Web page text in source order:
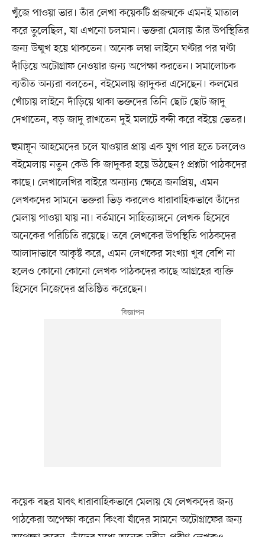
খুঁজে পাওয়া ভার। তাঁর লেখা কয়েকটি প্রজন্মকে এমনই মাতাল
করে তুলেছিল, যা এখনো চলমান। ভক্তরা মেলায় তাঁর উপস্থিতির
জন্য উন্মুখ হয়ে থাকতেন। অনেক লম্বা লাইনে ঘণ্টার পর ঘণ্টা
দাঁড়িয়ে অটোগ্রাফ নেওয়ার জন্য অপেক্ষা করতেন। সমালোচক
ব্যতীত অন্যরা বলতেন, বইমেলায় জাদুকর এসেছেন। কলমের
খোঁচায় লাইনে দাঁড়িয়ে থাকা ভক্তদের তিনি ছোট ছোট জাদু
দেখাতেন, বড় জাদু রাখতেন দুই মলাটে বন্দী করে বইয়ে ভেতর।
হুমায়ূন আহমেদের চলে যাওয়ার প্রায় এক যুগ পার হতে চললেও
বইমেলায় নতুন কেউ কি জাদুকর হয়ে উঠছেন? প্রশ্নটা পাঠকদের
কাছে। লেখালেখির বাইরে অন্যান্য ক্ষেত্রে জনপ্রিয়, এমন
লেখকদের সামনে ভক্তরা ভিড় করলেও ধারাবাহিকভাবে তাঁদের
মেলায় পাওয়া যায় না। বর্তমানে সাহিত্যাঙ্গনে লেখক হিসেবে
অনেকের পরিচিতি রয়েছে। তবে লেখকের উপস্থিতি পাঠকদের
আলাদাভাবে আকৃষ্ট করে, এমন লেখকের সংখ্যা খুব বেশি না
হলেও কোনো কোনো লেখক পাঠকদের কাছে আগ্রহের ব্যক্তি
হিসেবে নিজেদের প্রতিষ্ঠিত করেছেন।
কয়েক বছর যাবৎ ধারাবাহিকভাবে মেলায় যে লেখকদের জন্য
পাঠকেরা অপেক্ষা করেন কিংবা যাঁদের সামনে অটোগ্রাফের জন্য